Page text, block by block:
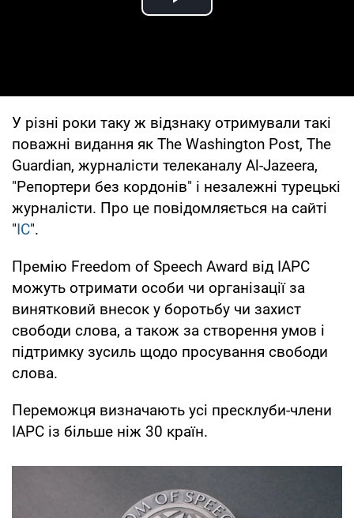
Play Video
У різні роки таку ж відзнаку отримували такі
поважні видання як The Washington Post, The
Guardian, журналісти телеканалу Al-Jazeera,
"Репортери без кордонів" і незалежні турецькі
журналісти. Про це повідомляється на сайті
"ІС".
Премію Freedom of Speech Award від IAPC
можуть отримати особи чи організації за
винятковий внесок у боротьбу чи захист
свободи слова, а також за створення умов і
підтримку зусиль щодо просування свободи
слова.
Переможця визначають усі пресклуби-члени
IAPC із більше ніж 30 країн.